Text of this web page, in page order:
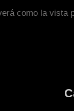
como la vista